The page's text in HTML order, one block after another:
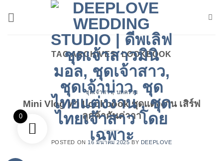
TAG ARCHIVES:LOOKBOOK
ชุดเจ้าสาว, บทความ
Mini Vlog ทำ Lookbook ชุดแต่งงาน เสิร์ฟ
ลูกค้ากันค่าาา
POSTED ON 16 มีนาคม 2025 BY DEEPLOVE
0